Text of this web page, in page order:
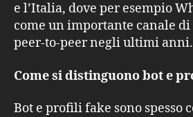
e l’Italia, dove per esempio
come un importante canale
peer-to-peer negli ultimi anni.
Come si distinguono bot e
Bot e profili fake sono spesso